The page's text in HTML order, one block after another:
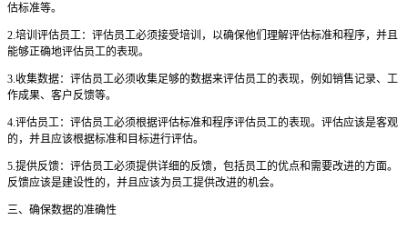
估标准等。
2.培训评估员工：评估员工必须接受培训，以确保他们理解评估标准和程序，并且
能够正确地评估员工的表现。
3.收集数据：评估员工必须收集足够的数据来评估员工的表现，例如销售记录、工
作成果、客户反馈等。
4.评估员工：评估员工必须根据评估标准和程序评估员工的表现。评估应该是客观
的，并且应该根据标准和目标进行评估。
5.提供反馈：评估员工必须提供详细的反馈，包括员工的优点和需要改进的方面。
反馈应该是建设性的，并且应该为员工提供改进的机会。
三、确保数据的准确性